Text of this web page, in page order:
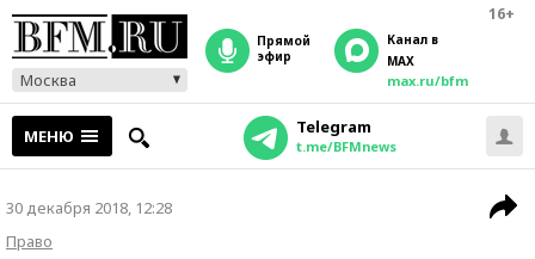
16+
Москва
прямой
эфир
Канал в
MAX
max.ru/bfm
МЕНЮ Telegram
t.me/BFMnews
30 декабря 2018, 12:28
Право